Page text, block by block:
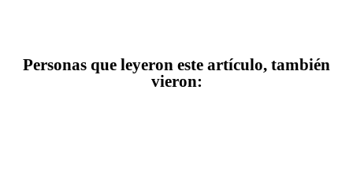
Personas que leyeron este artículo, también
vieron: